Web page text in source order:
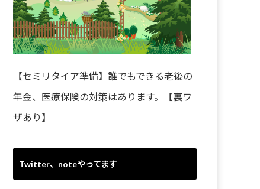
【セミリタイア準備】誰でもできる老後の
年金、医療保険の対策はあります。【裏ワ
ザあり】
Twitter、noteやってます